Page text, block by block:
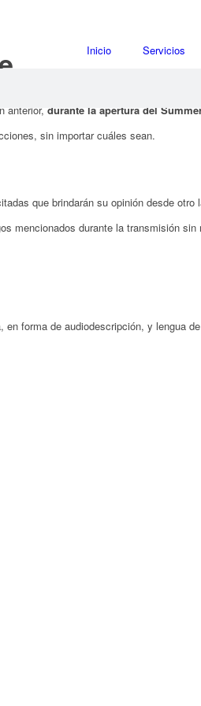
Inicio Servicios
anterior, durante la apertura del
sin importar cuáles sean.
que brindarán su opinión desde otro
mencionados durante la transmisión
forma de audiodescripción, y lengua